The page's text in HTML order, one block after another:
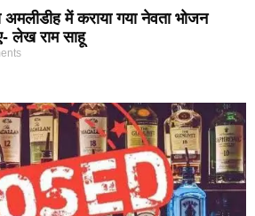
अमलीडीह में कराया गया नेवता भोजन
लेख राम साहू